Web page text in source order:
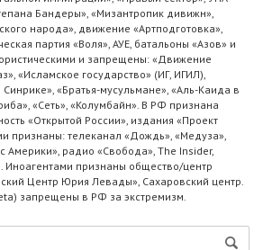
Бандеры», «Мизантропик дивижн»,
народа», движение «Артподготовка»,
партия «Воля», АУЕ, батальоны «Азов» и
и запрещены: «Движение
«Исламское государство» (ИГ, ИГИЛ),
«Братья-мусульмане», «Аль-Каида в
«Сеть», «Колумбайн». В РФ признана
«Открытой России», издания «Проект
признаны: телеканал «Дождь», «Медуза»,
Америки», радио «Свобода», The Insider,
признаны общество/центр
Центр Юрия Левады», Сахаровский центр.
запрещены в РФ за экстремизм.